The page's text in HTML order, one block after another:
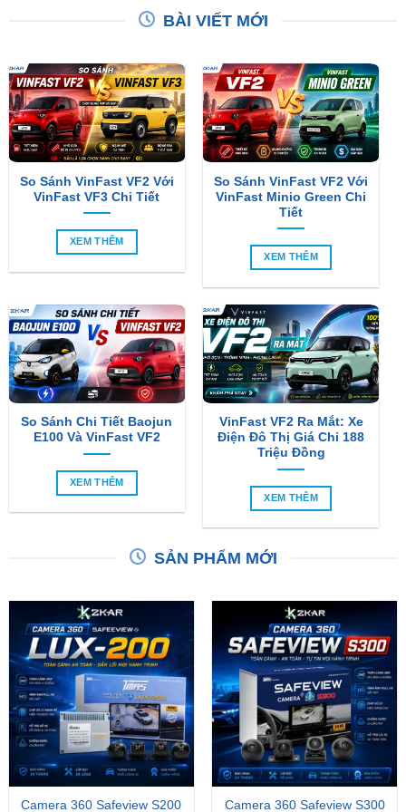
BÀI VIẾT MỚI
So Sánh VinFast VF2 Với
VinFast VF3 Chi Tiết
XEM THÊM
So Sánh VinFast VF2 Với
VinFast Minio Green Chi
Tiết
XEM THÊM
So Sánh Chi Tiết Baojun
E100 Và VinFast VF2
XEM THÊM
VinFast VF2 Ra Mắt: Xe
Điện Đô Thị Giá Chỉ 188
Triệu Đồng
XEM THÊM
SẢN PHẨM MỚI
Camera 360 Safeview S200
Camera 360 Safeview S300